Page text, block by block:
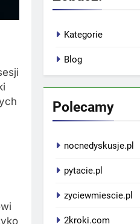
Kategorie
Blog
Polecamy
nocnedyskusje.pl
pytacie.pl
zyciewmiescie.pl
2kroki.com